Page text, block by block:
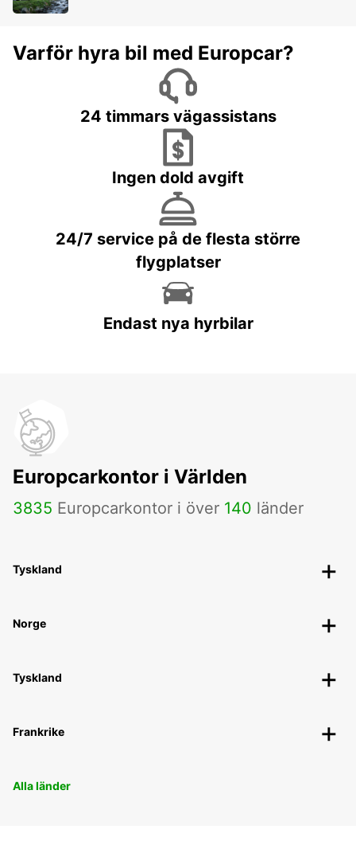
Varför hyra bil med Europcar?
24 timmars vägassistans
Ingen dold avgift
24/7 service på de flesta större
flygplatser
Endast nya hyrbilar
Europcarkontor i Världen
3835 Europcarkontor i över 140 länder
Tyskland
Norge
Tyskland
Frankrike
Alla länder